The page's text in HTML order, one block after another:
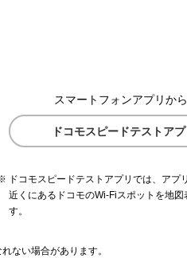
スマートフォンアプリか
ドコモスピードテストアプ
ドコモスピードテストアプリでは、アプ
近くにあるドコモのWi-Fiスポットを地図
す。
ない場合があります。